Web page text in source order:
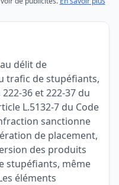
délit de
trafic de stupéfiants,
36 et 222-37 du
L.5132-7 du Code
sanctionne
de placement,
des produits
stupéfiants, même
éléments